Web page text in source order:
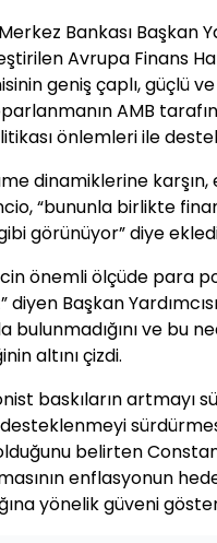
Bankası Başkan
Avrupa Finans
geniş çaplı, güçlü
AMB
önlemleri ile
dinamiklerine
“bununla birlikte
görünüyor” diye
önemli ölçüde para
diyen Başkan
bulunmadığını ve bu
altını çizdi.
baskıların artmayı
belirten
enflasyonun
yönelik güveni